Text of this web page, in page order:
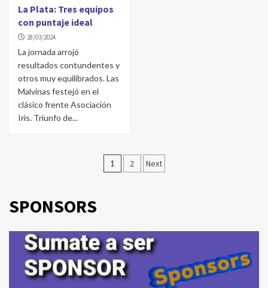
La Plata: Tres equipos
con puntaje ideal
28/03/2024
La jornada arrojó
resultados contundentes y
otros muy equilibrados. Las
Malvinas festejó en el
clásico frente Asociación
Iris. Triunfo de...
Navegación
1 2 Next
SPONSORS